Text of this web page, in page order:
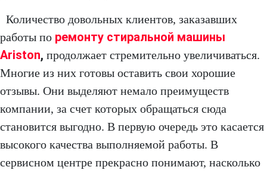
Количество довольных клиентов, заказавших
работы по ремонту стиральной машины
Ariston, продолжает стремительно увеличиваться.
Многие из них готовы оставить свои хорошие
отзывы. Они выделяют немало преимуществ
компании, за счет которых обращаться сюда
становится выгодно. В первую очередь это касается
высокого качества выполняемой работы. В
сервисном центре прекрасно понимают, насколько